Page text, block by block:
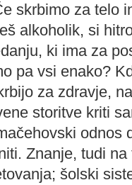
skrbimo za telo
alkoholik, si
ki ima za
pa vsi enako?
za zdravje,
storitve kriti
odnos
Znanje, tudi
šolski